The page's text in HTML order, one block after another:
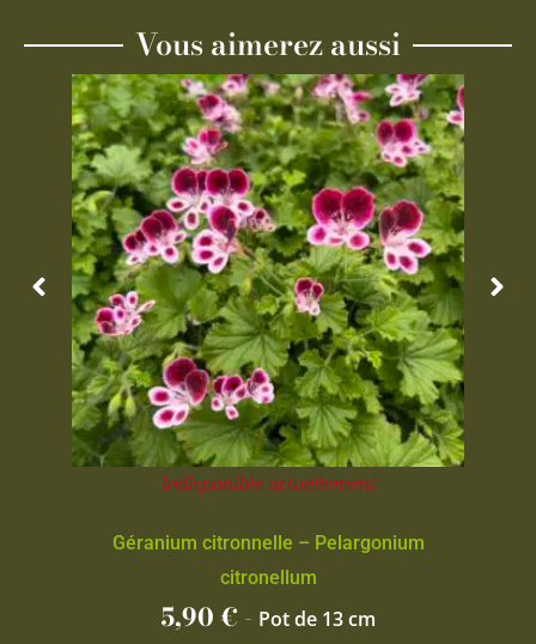
Vous aimerez aussi
Indisponible actuellement
Géranium citronnelle – Pelargonium
citronellum
5,90€ - Pot de 13 cm